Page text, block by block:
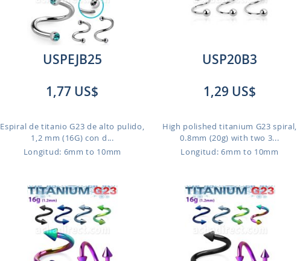
USPEJB25
1,77 US$
Espiral de titanio G23 de alto pulido,
1,2 mm (16G) con d...
Longitud: 6mm to 10mm
USP20B3
1,29 US$
High polished titanium G23 spiral,
0.8mm (20g) with two 3...
Longitud: 6mm to 10mm